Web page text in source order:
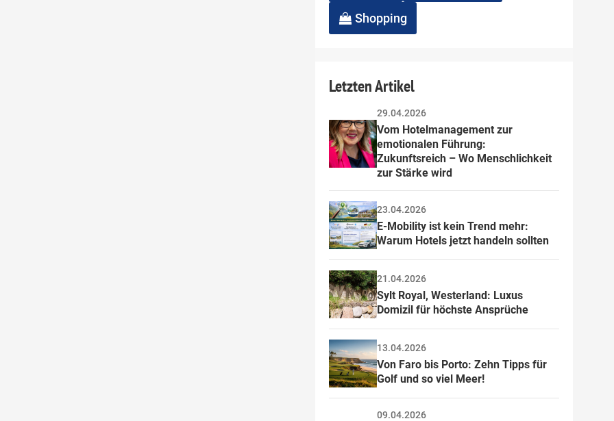
Shopping
Letzten Artikel
29.04.2026
Vom Hotelmanagement zur
emotionalen Führung:
Zukunftsreich – Wo Menschlichkeit
zur Stärke wird
23.04.2026
E-Mobility ist kein Trend mehr:
Warum Hotels jetzt handeln sollten
21.04.2026
Sylt Royal, Westerland: Luxus
Domizil für höchste Ansprüche
13.04.2026
Von Faro bis Porto: Zehn Tipps für
Golf und so viel Meer!
09.04.2026